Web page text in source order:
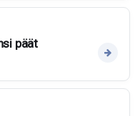
päät